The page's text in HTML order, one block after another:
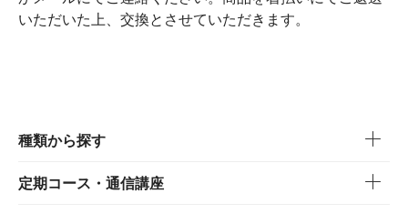
いただいた上、交換とさせていただきます。
種類から探す
定期コース・通信講座